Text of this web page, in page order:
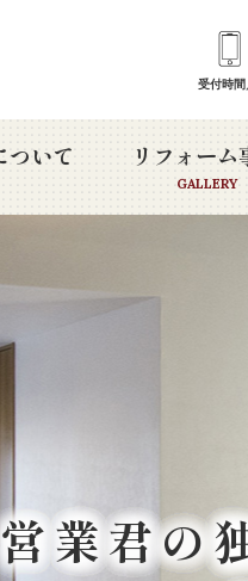
受付時
ついて リフォーム
GALLERY
営業君の